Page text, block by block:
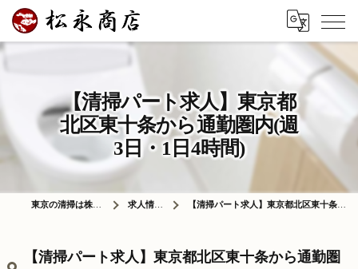
【清掃パート求人】東京都
北区東十条から通勤圏内(週
3日・1日4時間)
東京の清掃は株式会社松永商店 求人情報ブログ 【清掃パート求人】東京都北区東十条から通勤圏内(週3日・1日4時間)
【清掃パート求人】東京都北区東十条から通勤圏